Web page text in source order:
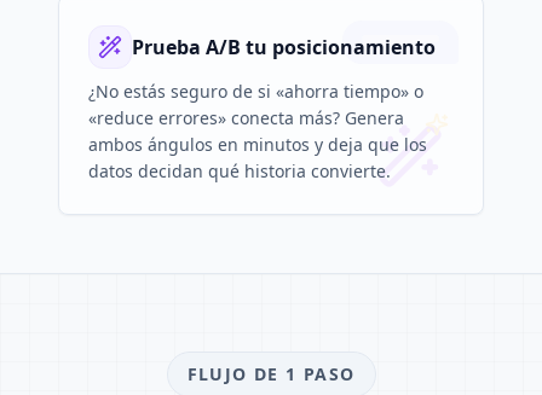
Prueba A/B tu posicionamiento
¿No estás seguro de si «ahorra tiempo» o
«reduce errores» conecta más? Genera
ambos ángulos en minutos y deja que los
datos decidan qué historia convierte.
FLUJO DE 1 PASO